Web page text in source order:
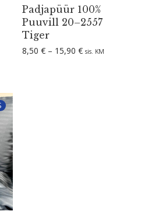
18,00 € kuni 28,90 €
12,60 € kuni 20,23 €
Padjapüür 100%
Puuvill 20–2557
Tiger
8,50 € – 15,90 €Hinnavahemik:
sis. KM